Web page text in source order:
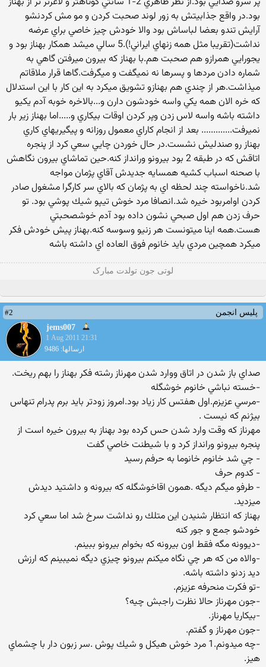
بود.در واقع جذابيتش به زور لوند صحبت كردن و مو مش كردنشو
آرايش تندو بعضا لباساش بود والا خودش چيز خاصي براي عرضه
نداشت(تقريبا مثل همه زنهاي ايراني!).5 سالي ميشد همكار بهناز بود و
يجورايي همرازو هم صحبت هم.با بهناز كه بيرون ميرفتن گاهي به
شماره دادن مردها و پسرها نه نميگفت و ميگرفت.گاها قرار ملاقاتم
ميذاشت.هر از چندي هم بهنازو تشويق ميكرد به اين كار با اين استدلال
كه خره الان همه يكي واسه خودشون دارن و...بالاخره خوبه آدم يكيو
داشته باشه واسه لاس زدن وپر كردن اوقات بيكاري و.....اما بهناز زير بار
نميرفت............. بعد از انجام كاراي معمول روزانه و پيگيريهاي كاري
بهناز رو صندليش نشست.در حال خوردن چايي سعي كرد از پنجره
اتاقش كه در طبقه 2 بود بيرونو ورانداز كنه.حين تماشاي بيرون نگاهش
با صحنه اسباب كشيه همسايه جديدش آقاي پژمان مواجه
شد.ناخواسته چند لحظه اي به پژمان كه بالاي سر كارگرا مشغول صادر
كردن اوامربود خيره شد.انصافا مرد خوش تيپو شيك پوشي بود. تو
حرف زدن هم اول صبحي نشون داده بود آدم خوشصحبتي
هست.همه اينا ميتونست هر زنيو وسوسه كنه.بهناز پيش خودش فكر
ميكرد همچين مردي بايد خانوم فوق العاده اي داشته باشه
لوتی جون تولدت مبارک
پلیس انجمن
#2
jems007
1 Aug 2011 21:31
ارسالها: 9486
صداي باز شدن در اتاق ووارد شدن مهرناز رشته فكر بهناز را بهم ريخت.
-خسته نباشي خانوم خوشگله
-مرسي عزيزم.اول هفتس كار زياد بود.امروز زودتر بايد برم پدرام تنهاس
بيژنم كه نيست .
مهرناز كه وقت وارد شدن حس كرده بود بهناز به بيرون خيره است از
پنجره بيرونو ورانداز كرد و با شيطنت خاصي گفت
- چي شد خانوم خانوما به حرفم رسيد
- كدوم حرف
- طرفو ميگم ديگه .همون اقاخوشگله كه بيرونه و داشتيد ديدش
ميزديد.
بهناز كه انتظار شنيدن اين متلك رو نداشت سرخ شد اما سعي كرد
خودشو جمع و جور كنه
-ديوونه مگه فقط اون بيرونه كه بخوام بيرونو ببينم.
-والاه من كه هر چي نگاه ميكنم بيرونو چيزي ديگه نميبينم كه ارزش
ديد زدنو داشته باشه.
-تو فكرت منحرفه عزيزم.
-جون مهرناز حالا نظرت راجبش چيه؟
-بيكاريا مهرناز.
-جون مهرناز و گفتم.
-چه ميدونم.1 مرد خوش هيكل و شيك پوش .سر زبون دار با چشماي
هيز.